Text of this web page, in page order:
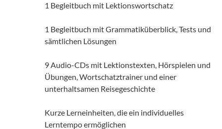
1 Begleitbuch mit Lektionswortschatz
1 Begleitbuch mit Grammatiküberblick, Tests und
sämtlichen Lösungen
9 Audio-CDs mit Lektionstexten, Hörspielen und
Übungen, Wortschatztrainer und einer
unterhaltsamen Reisegeschichte
Kurze Lerneinheiten, die ein individuelles
Lerntempo ermöglichen